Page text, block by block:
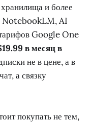
хранилища и более
NotebookLM, AI
Google One
в месяц в
не в цене, а в
а связку
покупать не тем,